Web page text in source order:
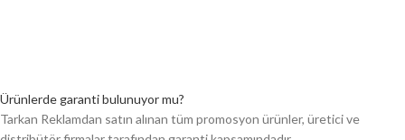
Ürünlerde garanti bulunuyor mu?
Tarkan Reklamdan satın alınan tüm promosyon ürünler, üretici ve